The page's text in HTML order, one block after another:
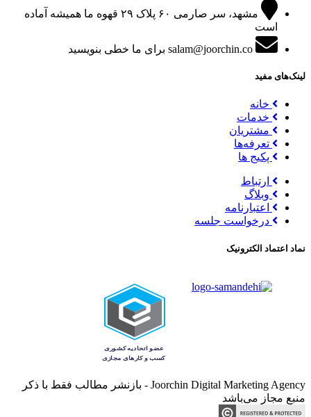
مشهد، سر صارمی ۶۰ پلاک ۲۹
قهوه ما همیشه آماده
است
salam@joorchin.co برای ما خطی بنویسید
لینک‌های مفید
خانه
خدمات
مشتریان
تعرفه‌ها
پکیج ها
ارتباط
وبلاگ
اعتبارنامه
درخواست جلسه
نماد اعتماد الکترونیک
Joorchin Digital Marketing Agency - بازنشر مطالب فقط با ذکر
منبع مجاز می‌باشد